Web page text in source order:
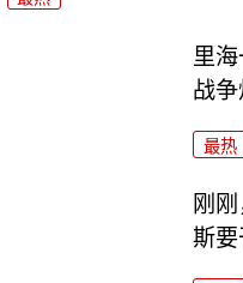
里
战争
最热
刚
斯要